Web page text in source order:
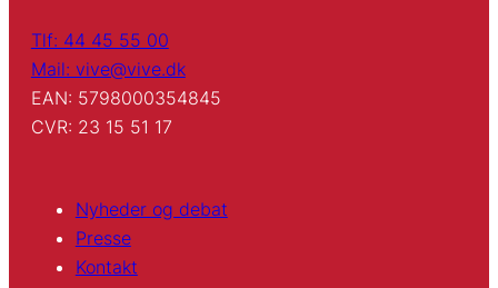
Tlf: 44 45 55 00
Mail: vive@vive.dk
EAN: 5798000354845
CVR: 23 15 51 17
Nyheder og debat
Presse
Kontakt